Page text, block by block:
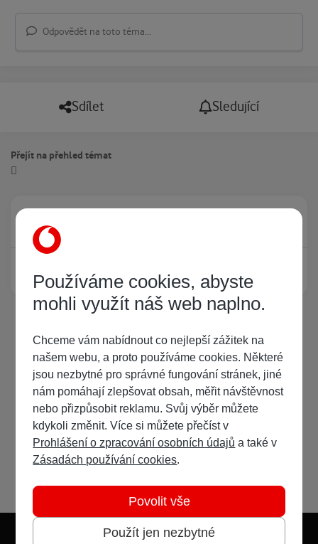
Odpovědět na toto téma...
Sdílet Sledující
Přejít na přehled témat
Právě prohlíží tuto stránku
Žádný registrovaný uživatel si neprohlíží tuto stránku
Používáme cookies, abyste
mohli využít náš web naplno.
Chceme vám nabídnout co nejlepší zážitek na
našem webu, a proto používáme cookies. Některé
jsou nezbytné pro správné fungování stránek, jiné
nám pomáhají zlepšovat obsah, měřit návštěvnost
nebo přizpůsobit reklamu. Svůj výběr můžete
kdykoli změnit. Více si můžete přečíst v
Prohlášení o zpracování osobních údajů a také v
Zásadách používání cookies.
Použít jen nezbytné
Povolit vše